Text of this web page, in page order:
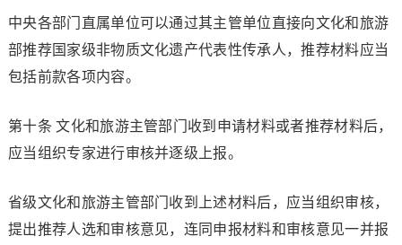
中央各部门直属单位可以通过其主管单位直接向文化和旅游
部推荐国家级非物质文化遗产代表性传承人，推荐材料应当
包括前款各项内容。
第十条 文化和旅游主管部门收到申请材料或者推荐材料后，
应当组织专家进行审核并逐级上报。
省级文化和旅游主管部门收到上述材料后，应当组织审核，
提出推荐人选和审核意见，连同申报材料和审核意见一并报